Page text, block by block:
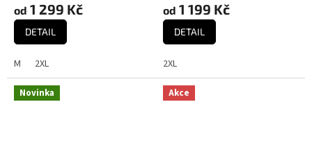
od 1 299 Kč
DETAIL
M 2XL
od 1 199 Kč
DETAIL
2XL
Novinka Akce